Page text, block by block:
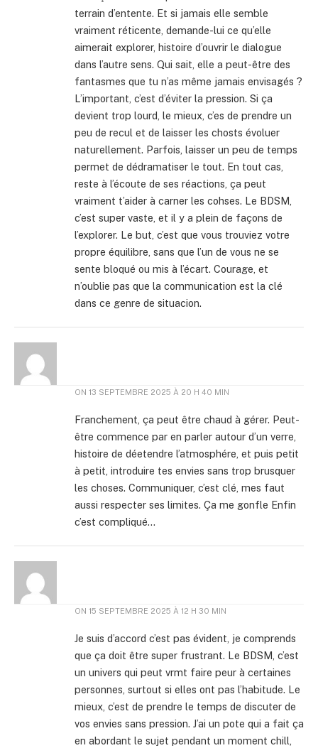
terrain d’entente. Et si jamais elle semble
vraiment réticente, demande-lui ce qu’elle
aimerait explorer, histoire d’ouvrir le dialogue
dans l’autre sens. Qui sait, elle a peut-être des
fantasmes que tu n’as même jamais envisagés ?
L’important, c’est d’éviter la pression. Si ça
devient trop lourd, le mieux, c’es de prendre un
peu de recul et de laisser les chosts évoluer
naturellement. Parfois, laisser un peu de temps
permet de dédramatiser le tout. En tout cas,
reste à l’écoute de ses réactions, ça peut
vraiment t’aider à carner les cohses. Le BDSM,
c’est super vaste, et il y a plein de façons de
l’explorer. Le but, c’est que vous trouviez votre
propre équilibre, sans que l’un de vous ne se
sente bloqué ou mis à l’écart. Courage, et
n’oublie pas que la communication est la clé
dans ce genre de situacion.
ON 13 SEPTEMBRE 2025 À 20 H 40 MIN
Franchement, ça peut être chaud à gérer. Peut-
être commence par en parler autour d’un verre,
histoire de déetendre l’atmosphére, et puis petit
à petit, introduire tes envies sans trop brusquer
les choses. Communiquer, c’est clé, mes faut
aussi respecter ses limites. Ça me gonfle Enfin
c’est compliqué…
ON 15 SEPTEMBRE 2025 À 12 H 30 MIN
Je suis d’accord c’est pas évident, je comprends
que ça doit être super frustrant. Le BDSM, c’est
un univers qui peut vrmt faire peur à certaines
personnes, surtout si elles ont pas l’habitude. Le
mieux, c’est de prendre le temps de discuter de
vos envies sans pression. J’ai un pote qui a fait ça
en abordant le sujet pendant un moment chill,